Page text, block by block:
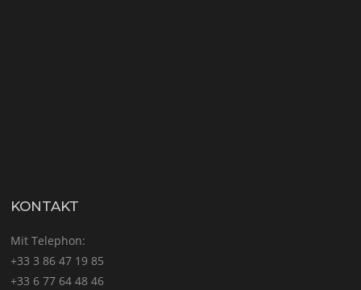
KONTAKT
Mit Telephon:
+33 3 86 47 19 85
+33 6 77 64 48 46